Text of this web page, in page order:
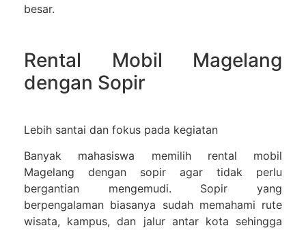
besar.
Rental Mobil Magelang
dengan Sopir
Lebih santai dan fokus pada kegiatan
Banyak mahasiswa memilih rental mobil
Magelang dengan sopir agar tidak perlu
bergantian mengemudi. Sopir yang
berpengalaman biasanya sudah memahami rute
wisata, kampus, dan jalur antar kota sehingga